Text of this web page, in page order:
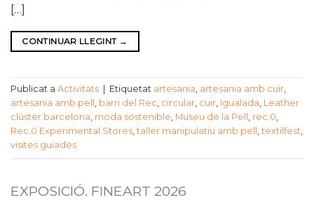
[…]
CONTINUAR LLEGINT →
Publicat a Activitats Etiquetat artesania, artesania amb cuir,
artesania amb pell , barri del Rec, circular, cuir, Igualada, Leather
clúster barcelona, moda sostenible, Museu de la Pell , rec.0,
Rec.0 Experimental Stores, taller manipulatiu amb pell , textilfest,
visites guiades
EXPOSICIÓ. FINEART 2026